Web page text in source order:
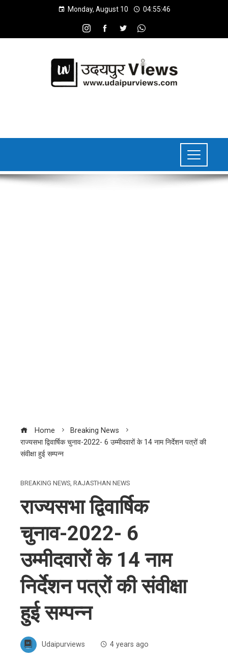
Monday, August 10 04:55:47
Home
Breaking News
राज्यसभा द्विवार्षिक चुनाव-2022- 6 उम्मीदवारों के 14 नाम निर्देशन पत्रों की
संवीक्षा हुई सम्पन्न
BREAKING NEWS, RAJASTHAN NEWS
राज्यसभा द्विवार्षिक
चुनाव-2022- 6
उम्मीदवारों के 14 नाम
निर्देशन पत्रों की संवीक्षा
हुई सम्पन्न
Udaipurviews 4 years ago